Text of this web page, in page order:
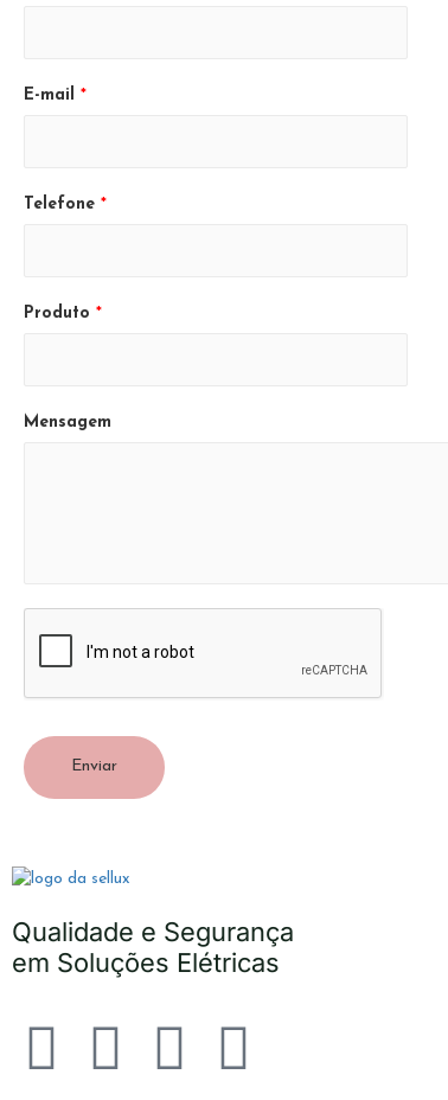
E-mail *
Telefone *
Produto *
Mensagem
Enviar
Qualidade e Segurança
em Soluções Elétricas